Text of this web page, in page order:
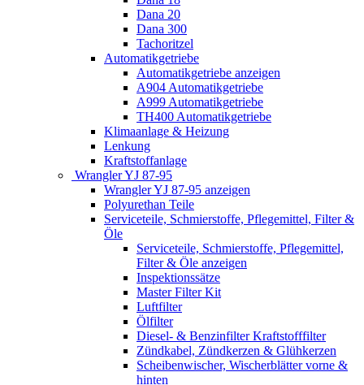
Dana 20
Dana 300
Tachoritzel
Automatikgetriebe
Automatikgetriebe anzeigen
A904 Automatikgetriebe
A999 Automatikgetriebe
TH400 Automatikgetriebe
Klimaanlage & Heizung
Lenkung
Kraftstoffanlage
Wrangler YJ 87-95
Wrangler YJ 87-95 anzeigen
Polyurethan Teile
Serviceteile, Schmierstoffe, Pflegemittel, Filter &
Öle
Serviceteile, Schmierstoffe, Pflegemittel,
Filter & Öle anzeigen
Inspektionssätze
Master Filter Kit
Luftfilter
Ölfilter
Diesel- & Benzinfilter Kraftstofffilter
Zündkabel, Zündkerzen & Glühkerzen
Scheibenwischer, Wischerblätter vorne &
hinten